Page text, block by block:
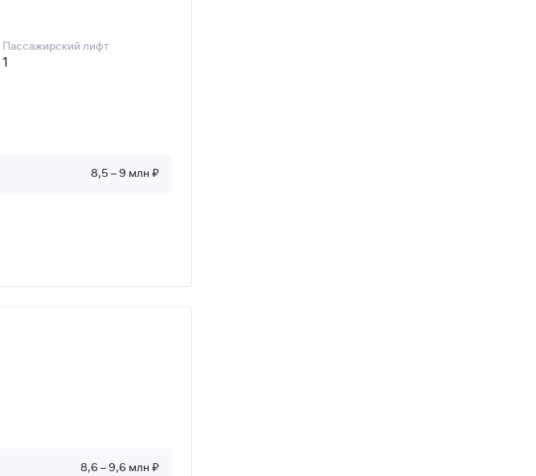
Пассажирский лифт
1
8,5 – 9 млн ₽
8,6 – 9,6 млн ₽